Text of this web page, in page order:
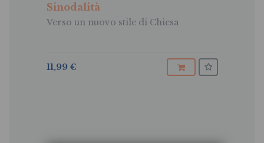
Sinodalità
Verso un nuovo stile di Chiesa
11,99 €